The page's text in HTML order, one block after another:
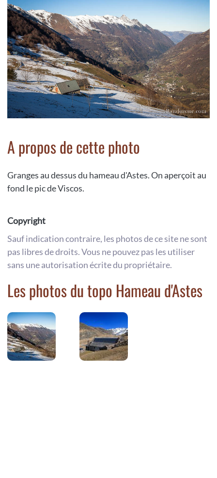
A propos de cette photo
Granges au dessus du hameau d'Astes. On aperçoit au
fond le pic de Viscos.
Copyright
Sauf indication contraire, les photos de ce site ne sont
pas libres de droits. Vous ne pouvez pas les utiliser
sans une autorisation écrite du propriétaire.
Les photos du topo Hameau d'Astes